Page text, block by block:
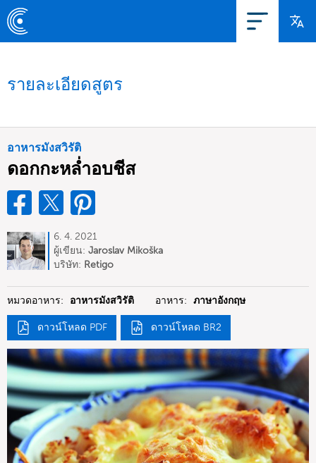
รายละเอียดสูตร
อาหารมังสวิรัติ
ดอกกะหล่ำอบชีส
6. 4. 2021
ผู้เขียน: Jaroslav Mikoška
บริษัท: Retigo
หมวดอาหาร: อาหารมังสวิรัติ อาหาร: ภาษาอังกฤษ
ดาวน์โหลด PDF ดาวน์โหลด BR2